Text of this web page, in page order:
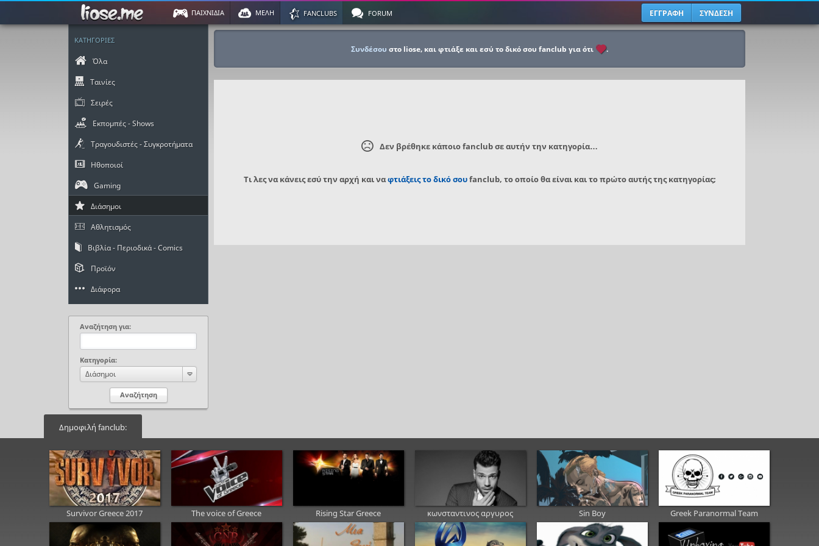
ΠΑΙΧΝΙΔΙΑ ΜΕΛΗ FANCLUBS FORUM ΕΓΓΡΑΦΗ ΣΥΝΔΕΣΗ
ΚΑΤΗΓΟΡΙΕΣ
Όλα
Ταινίες
Σειρές
Εκπομπές - Shows
Τραγουδιστές - Συγκροτήματα
Ηθοποιοί
Gaming
Διάσημοι
Αθλητισμός
Βιβλία - Περιοδικά - Comics
Προϊόν
Διάφορα
Αναζήτηση για:
Κατηγορία:
Διάσημοι
Συνδέσου στο liose, και φτιάξε και εσύ το δικό σου fanclub για ότι .
Δεν βρέθηκε κάποιο fanclub σε αυτήν την κατηγορία…
Τι λες να κάνεις εσύ την αρχή και ναφτιάξεις το δικό σουfanclub, το οποίο θα είναι και το πρώτο αυτής της κατηγορίας;
Δημοφιλή fanclub:
Survivor Greece 2017 The voice of Greece Rising Star Greece κωνσταντινος αργυρος Sin Boy Greek Paranormal Team